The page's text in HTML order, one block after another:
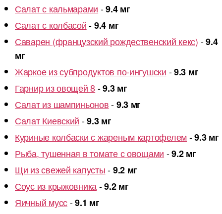
Салат с кальмарами -9.4 мг
Салат с колбасой-9.4 мг
Саварен (французский рождественский кекс) -9.4
мг
Жаркое из субпродуктов по-ингушски -9.3 мг
Гарнир из овощей 8-9.3 мг
Салат из шампиньонов-9.3 мг
Салат Киевский -9.3 мг
Куриные колбаски с жареным картофелем-9.3 мг
Рыба, тушенная в томате с овощами -9.2 мг
Щи из свежей капусты-9.2 мг
Соус из крыжовника-9.2 мг
Яичный мусс-9.1 мг